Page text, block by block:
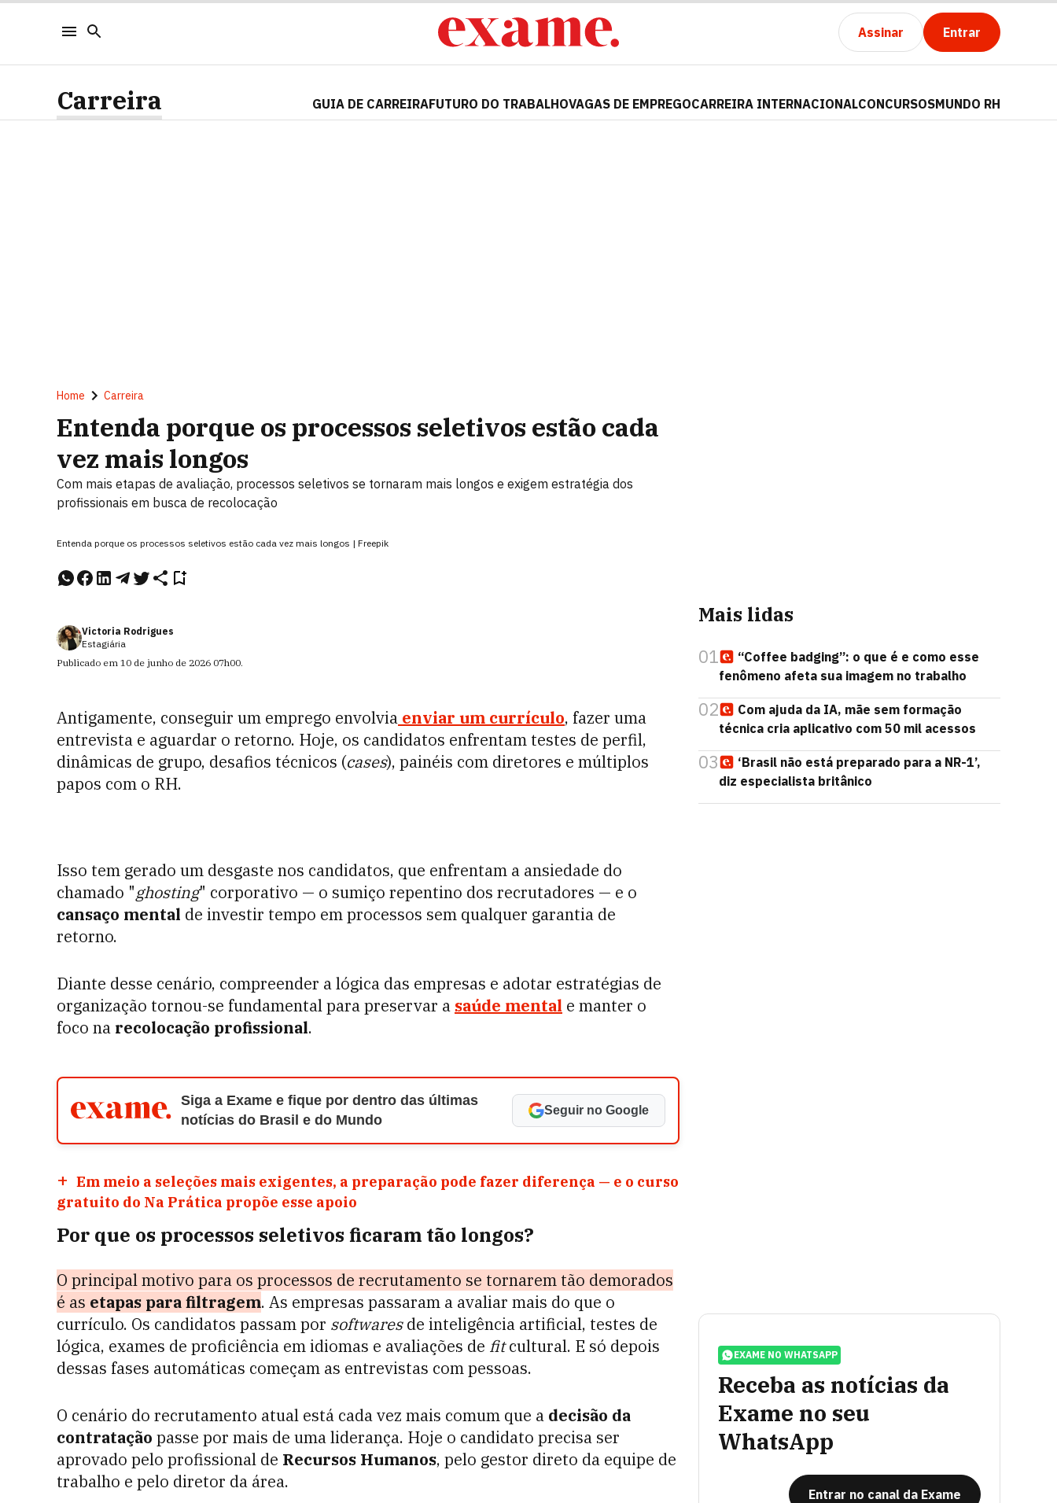
Assinar Entrar
Carreira GUIA DE CARREIRAFUTURO DO TRABALHOVAGAS DE EMPREGOCARREIRA INTERNACIONALCONCURSOSMUNDO RH
Home Carreira
Entenda porque os processos seletivos estão cada
vez mais longos
Com mais etapas de avaliação, processos seletivos se tornaram mais longos e exigem estratégia dos
profissionais em busca de recolocação
Entenda porque os processos seletivos estão cada vez mais longos | Freepik
Victoria Rodrigues
Estagiária
Publicado em 10 de junho de 2026 07h00.
Antigamente, conseguir um emprego envolvia enviar um currículo, fazer uma
entrevista e aguardar o retorno. Hoje, os candidatos enfrentam testes de perfil,
dinâmicas de grupo, desafios técnicos (cases), painéis com diretores e múltiplos
papos com o RH.
Isso tem gerado um desgaste nos candidatos, que enfrentam a ansiedade do
chamado "ghosting" corporativo — o sumiço repentino dos recrutadores — e o
cansaço mental de investir tempo em processos sem qualquer garantia de
retorno.
Diante desse cenário, compreender a lógica das empresas e adotar estratégias de
organização tornou-se fundamental para preservar a saúde mental e manter o
foco na recolocação profissional.
Siga a Exame e fique por dentro das últimas
notícias do Brasil e do Mundo
Seguir no Google
Em meio a seleções mais exigentes, a preparação pode fazer diferença — e o curso
gratuito do Na Prática propõe esse apoio
Por que os processos seletivos ficaram tão longos?
O principal motivo para os processos de recrutamento se tornarem tão demorados
é as etapas para filtragem. As empresas passaram a avaliar mais do que o
currículo. Os candidatos passam por softwaresde inteligência artificial, testes de
lógica, exames de proficiência em idiomas e avaliações de fitcultural. E só depois
dessas fases automáticas começam as entrevistas com pessoas.
O cenário do recrutamento atual está cada vez mais comum que a decisão da
contratação passe por mais de uma liderança. Hoje o candidato precisa ser
aprovado pelo profissional de Recursos Humanos, pelo gestor direto da equipe de
trabalho e pelo diretor da área.
Mais lidas
01
“Coffee badging”: o que é e como esse
fenômeno afeta sua imagem no trabalho
02
Com ajuda da IA, mãe sem formação
técnica cria aplicativo com 50 mil acessos
03
‘Brasil não está preparado para a NR-1’,
diz especialista britânico
EXAME NO WHATSAPP
Receba as notícias da
Exame no seu
WhatsApp
Entrar no canal da Exame